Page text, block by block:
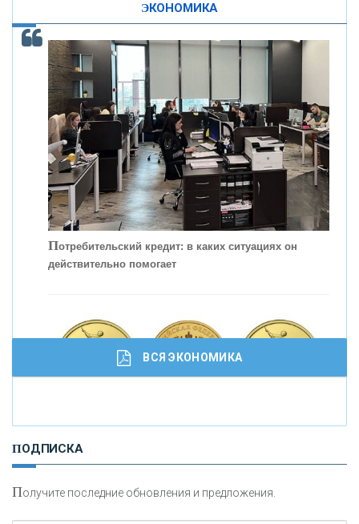
Скорость - один из главных трендов в
кредитовании бизнеса - «Интервью»
ЭКОНОМИКА
Потребительский кредит: в каких ситуациях он
действительно помогает
И
сохранения и увеличения капитала
ВСЯ ЭКОНОМИКА
ПОДПИСКА
Получите последние обновления и предложения.